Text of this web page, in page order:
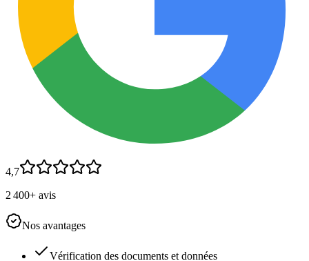
4,7
2 400+ avis
Nos avantages
Vérification des documents et données